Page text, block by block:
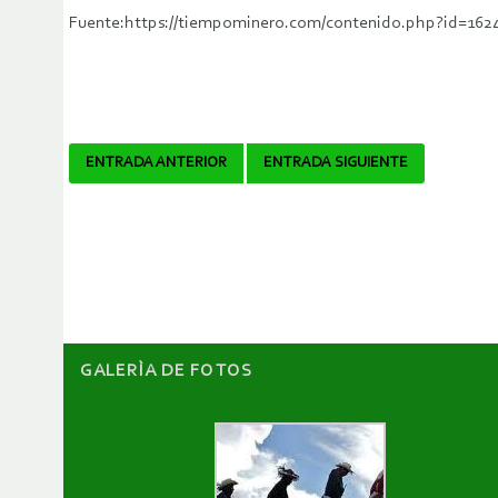
Fuente:https://tiempominero.com/
Navegador
ENTRADA ANTERIOR ENTRADA SIGUIENTE
GALERÌA DE FOTOS